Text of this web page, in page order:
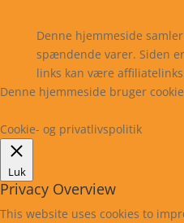
Denne hjemmeside
spændende varer. Siden
links kan være
Denne hjemmeside bruger
Cookie- og privatlivspolitik
Luk
Privacy Overview
This website uses cookies to